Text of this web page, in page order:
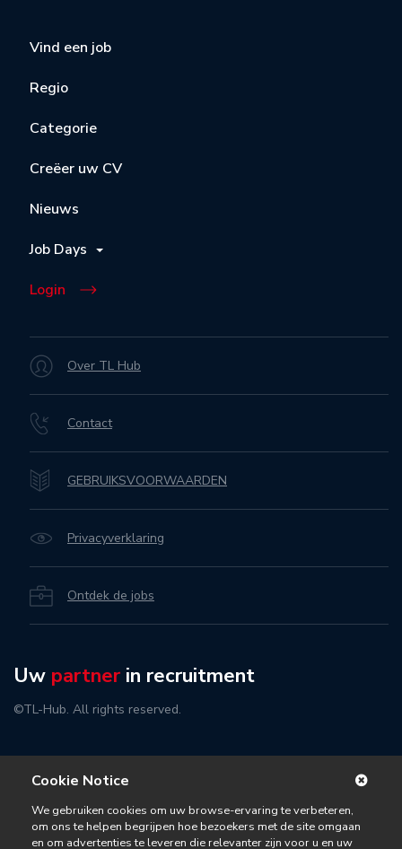
Vind een job
Regio
Categorie
Creëer uw CV
Nieuws
Job Days
Login
Over TL Hub
Contact
GEBRUIKSVOORWAARDEN
Privacyverklaring
Ontdek de jobs
Uw partner in recruitment
©TL-Hub. All rights reserved.
Cookie Notice
We gebruiken cookies om uw browse-ervaring te verbeteren,
om ons te helpen begrijpen hoe bezoekers met de site omgaan
en om advertenties te leveren die relevanter zijn voor u en uw